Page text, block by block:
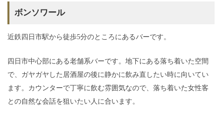
ボンソワール
近鉄四日市駅から徒歩5分のところにあるバーです。
四日市中心部にある老舗系バーです。地下にある落ち着いた空間
で、ガヤガヤした居酒屋の後に静かに飲み直したい時に向いてい
ます。カウンターで丁寧に飲む雰囲気なので、落ち着いた女性客
との自然な会話を狙いたい人に合います。